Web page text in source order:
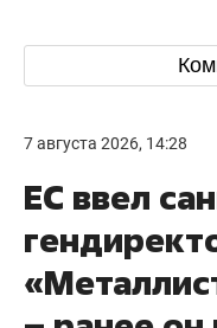
7 августа 2026, 14:28
ЕС ввел